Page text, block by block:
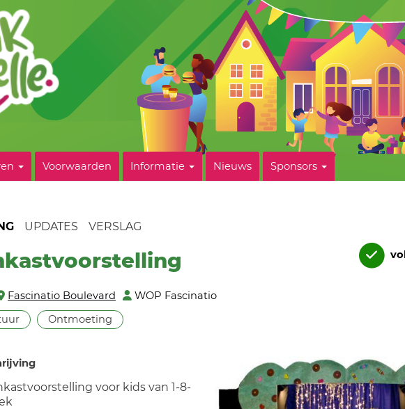
Voorwaarden Informatie Nieuws Sponsors
UPDATES VERSLAG
Fascinatio Boulevard
WOP Fascinatio
Ontmoeting
voor kids van 1-8-